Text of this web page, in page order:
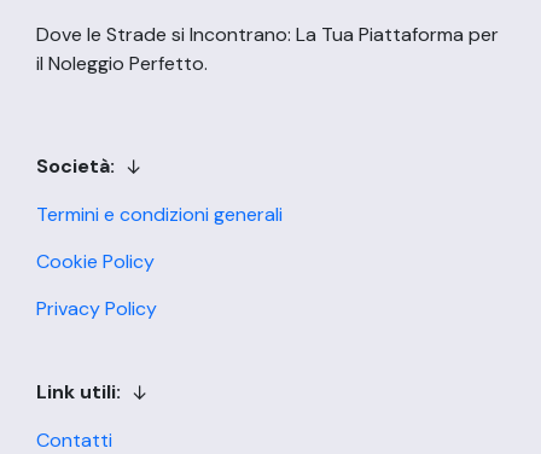
Dove le Strade si Incontrano: La Tua Piattaforma per
il Noleggio Perfetto.
Società:
Termini e condizioni generali
Cookie Policy
Privacy Policy
Link utili:
Contatti